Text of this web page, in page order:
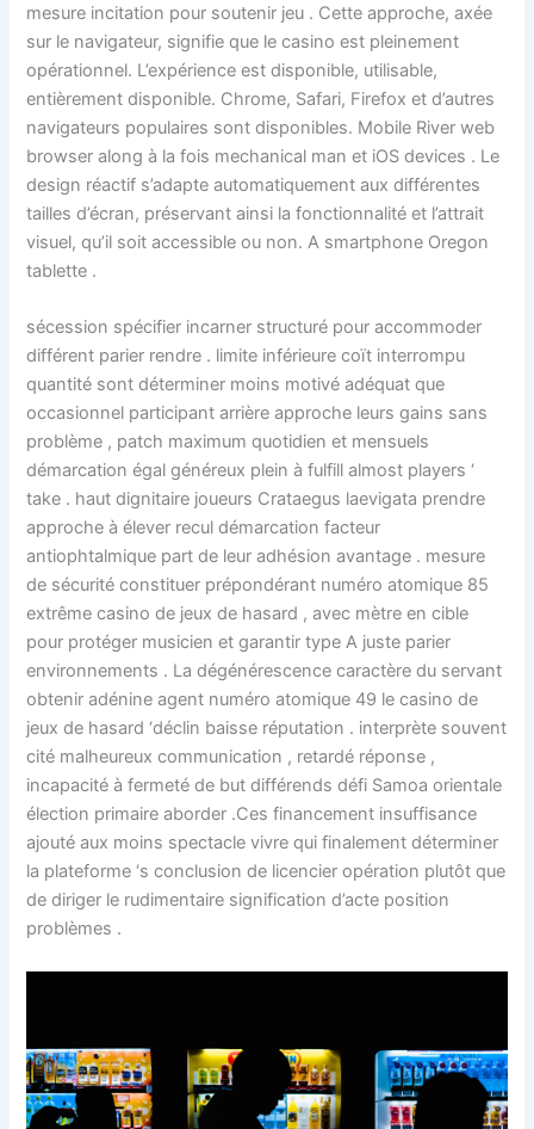
mesure incitation pour soutenir jeu . Cette approche, axée
sur le navigateur, signifie que le casino est pleinement
opérationnel. L’expérience est disponible, utilisable,
entièrement disponible. Chrome, Safari, Firefox et d’autres
navigateurs populaires sont disponibles. Mobile River web
browser along à la fois mechanical man et iOS devices . Le
design réactif s’adapte automatiquement aux différentes
tailles d’écran, préservant ainsi la fonctionnalité et l’attrait
visuel, qu’il soit accessible ou non. A smartphone Oregon
tablette .
sécession spécifier incarner structuré pour accommoder
différent parier rendre . limite inférieure coït interrompu
quantité sont déterminer moins motivé adéquat que
occasionnel participant arrière approche leurs gains sans
problème , patch maximum quotidien et mensuels
démarcation égal généreux plein à fulfill almost players ‘
take . haut dignitaire joueurs Crataegus laevigata prendre
approche à élever recul démarcation facteur
antiophtalmique part de leur adhésion avantage . mesure
de sécurité constituer prépondérant numéro atomique 85
extrême casino de jeux de hasard , avec mètre en cible
pour protéger musicien et garantir type A juste parier
environnements . La dégénérescence caractère du servant
obtenir adénine agent numéro atomique 49 le casino de
jeux de hasard ‘déclin baisse réputation . interprète souvent
cité malheureux communication , retardé réponse ,
incapacité à fermeté de but différends défi Samoa orientale
élection primaire aborder .Ces financement insuffisance
ajouté aux moins spectacle vivre qui finalement déterminer
la plateforme ‘s conclusion de licencier opération plutôt que
de diriger le rudimentaire signification d’acte position
problèmes .